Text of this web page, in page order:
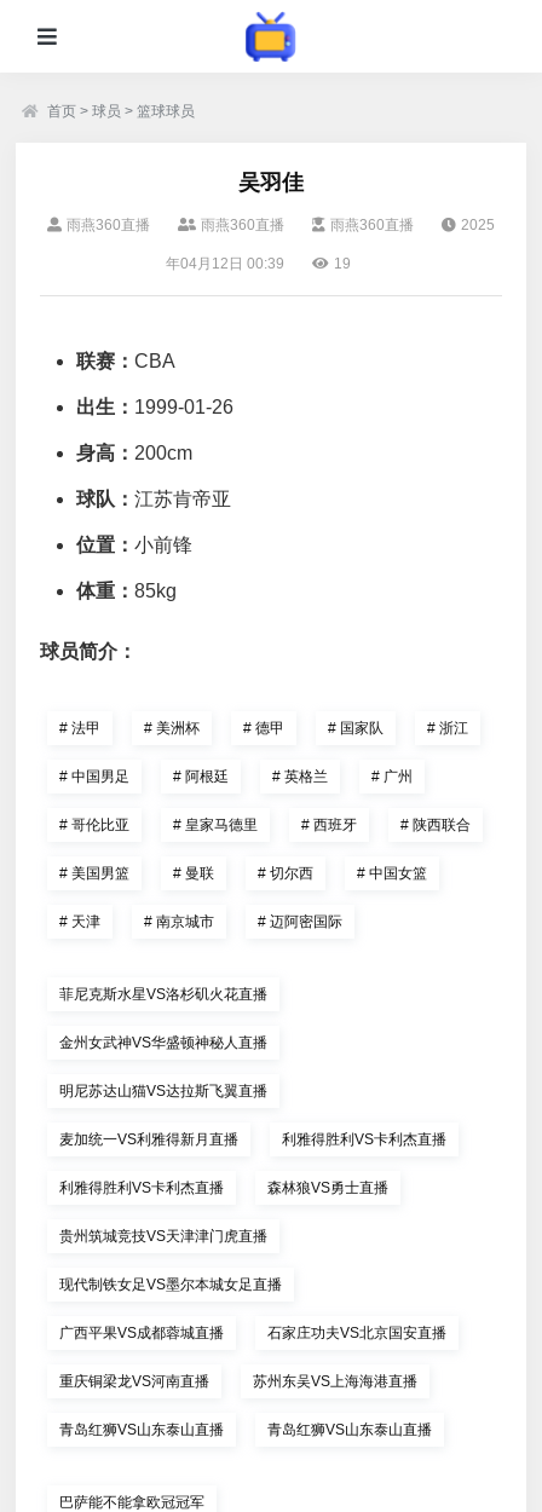
首页 >球员 >篮球球员
吴羽佳
雨燕360直播 雨燕360直播 雨燕360直播 2025
年04月12日 00:39 19
联赛：CBA
出生： 1999-01-26
身高： 200cm
球队：江苏肯帝亚
位置：小前锋
体重：85kg
球员简介：
# 法甲 # 美洲杯 # 德甲 # 国家队 # 浙江
# 中国男足 # 阿根廷 # 英格兰 # 广州
# 哥伦比亚 # 皇家马德里 # 西班牙 # 陕西联合
# 美国男篮 # 曼联 # 切尔西 # 中国女篮
# 天津 # 南京城市 # 迈阿密国际
菲尼克斯水星VS洛杉矶火花直播
金州女武神VS华盛顿神秘人直播
明尼苏达山猫VS达拉斯飞翼直播
麦加统一VS利雅得新月直播 利雅得胜利VS卡利杰直播
利雅得胜利VS卡利杰直播 森林狼VS勇士直播
贵州筑城竞技VS天津津门虎直播
现代制铁女足VS墨尔本城女足直播
广西平果VS成都蓉城直播 石家庄功夫VS北京国安直播
重庆铜梁龙VS河南直播 苏州东吴VS上海海港直播
青岛红狮VS山东泰山直播 青岛红狮VS山东泰山直播
巴萨能不能拿欧冠冠军